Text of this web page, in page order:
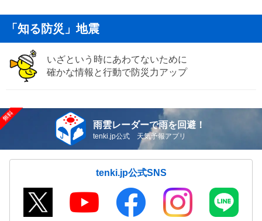
「知る防災」地震
いざという時にあわてないために
確かな情報と行動で防災力アップ
雨雲レーダーで雨を回避！
tenki.jp公式 天気予報アプリ
tenki.jp公式SNS